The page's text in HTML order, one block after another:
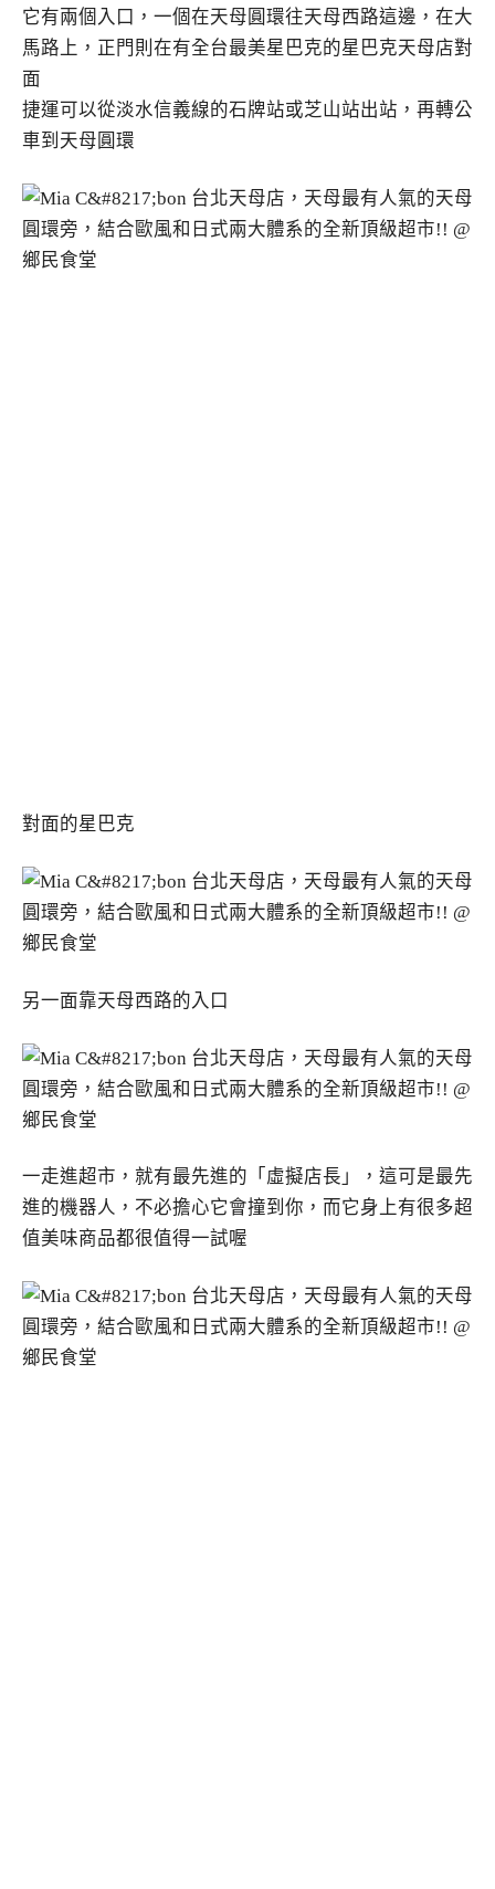
它有兩個入口，一個在天母圓環往天母西路這邊，在大
馬路上，正門則在有全台最美星巴克的星巴克天母店對
面
捷運可以從淡水信義線的石牌站或芝山站出站，再轉公
車到天母圓環
對面的星巴克
另一面靠天母西路的入口
一走進超市，就有最先進的「虛擬店長」，這可是最先
進的機器人，不必擔心它會撞到你，而它身上有很多超
值美味商品都很值得一試喔